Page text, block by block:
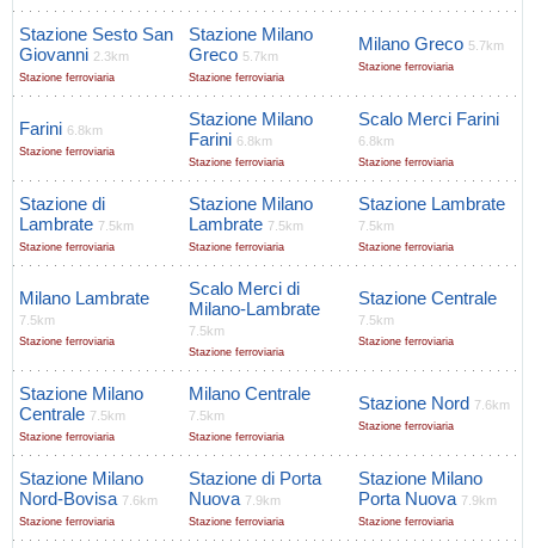
Stazione Sesto San
Giovanni 2.3km
Stazione ferroviaria
Stazione Milano
Greco 5.7km
Stazione ferroviaria
Milano Greco 5.7km
Stazione ferroviaria
Farini 6.8km
Stazione ferroviaria
Stazione Milano
Farini 6.8km
Stazione ferroviaria
Scalo Merci Farini
6.8km
Stazione ferroviaria
Stazione di
Lambrate 7.5km
Stazione ferroviaria
Stazione Milano
Lambrate 7.5km
Stazione ferroviaria
Stazione Lambrate
7.5km
Stazione ferroviaria
Milano Lambrate
7.5km
Stazione ferroviaria
Scalo Merci di
Milano-Lambrate
7.5km
Stazione ferroviaria
Stazione Centrale
7.5km
Stazione ferroviaria
Stazione Milano
Centrale 7.5km
Stazione ferroviaria
Milano Centrale
7.5km
Stazione ferroviaria
Stazione Nord 7.6km
Stazione ferroviaria
Stazione Milano
Nord-Bovisa 7.6km
Stazione ferroviaria
Stazione di Porta
Nuova 7.9km
Stazione ferroviaria
Stazione Milano
Porta Nuova 7.9km
Stazione ferroviaria